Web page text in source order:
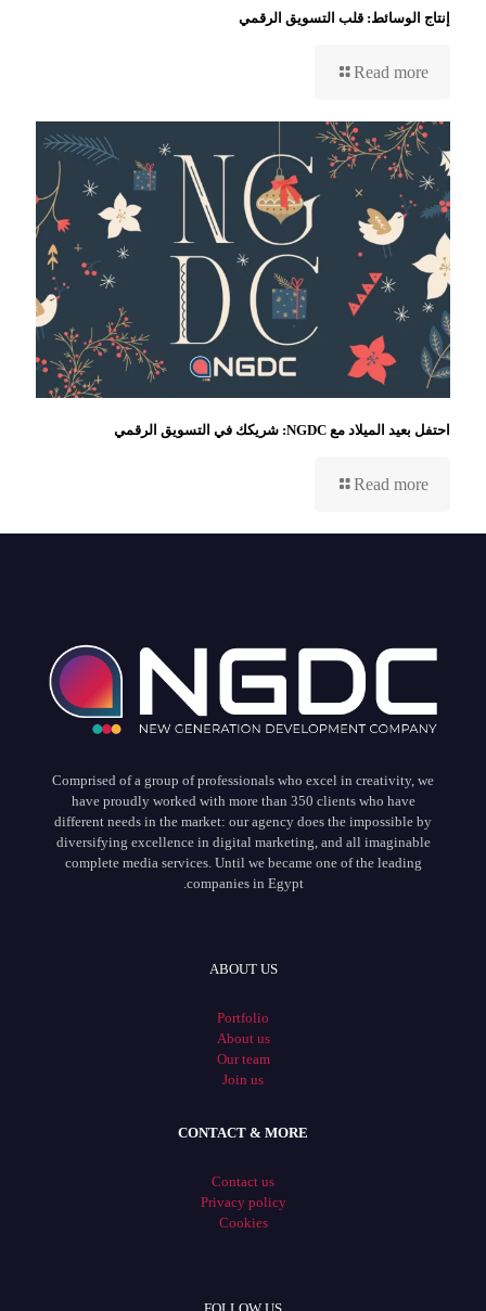
إنتاج الوسائط: قلب التسويق الرقمي
Read more
احتفل بعيد الميلاد مع NGDC: شريكك في التسويق الرقمي
Read more
Comprised of a group of professionals who excel in creativity, we
have proudly worked with more than 350 clients who have
different needs in the market: our agency does the impossible by
diversifying excellence in digital marketing, and all imaginable
complete media services. Until we became one of the leading
companies in Egypt.
ABOUT US
Portfolio
About us
Our team
Join us
CONTACT & MORE
Contact us
Privacy policy
Cookies